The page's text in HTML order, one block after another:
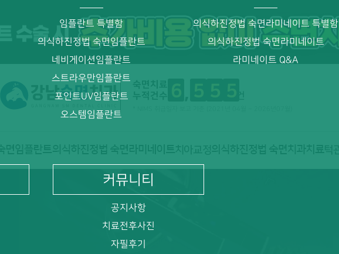
임플란트 특별함
의식하진정법 숙면임플란트
네비게이션임플란트
스트라우만임플란트
포인트UV임플란트
오스템임플란트
의식하진정법 숙면라미네이트 특별함
의식하진정법 숙면라미네이트
라미네이트 Q&A
커뮤니티
공지사항
치료전후사진
자필후기